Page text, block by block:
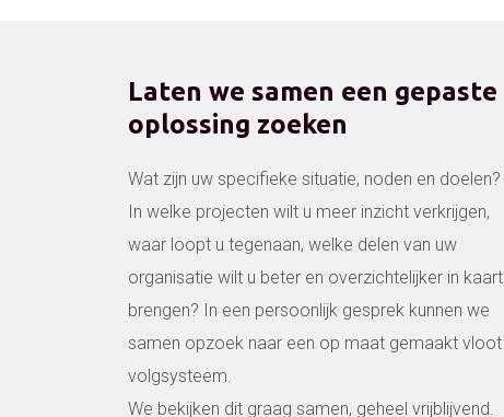
Laten we samen een gepaste
oplossing zoeken
Wat zijn uw specifieke situatie, noden en doelen?
In welke projecten wilt u meer inzicht verkrijgen,
waar loopt u tegenaan, welke delen van uw
organisatie wilt u beter en overzichtelijker in kaart
brengen? In een persoonlijk gesprek kunnen we
samen opzoek naar een op maat gemaakt vloot
volgsysteem.
We bekijken dit graag samen, geheel vrijblijvend.